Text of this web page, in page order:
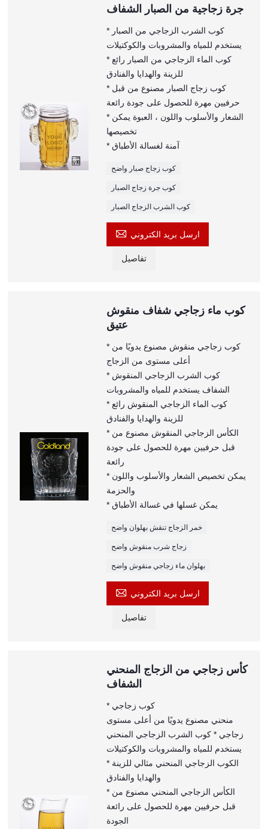
جرة زجاجية من الصبار الشفاف
* كوب الشرب الزجاجي من الصبار
يستخدم للمياه والمشروبات والكوكتيلات
* كوب الماء الزجاجي من الصبار رائع
للزينة والهدايا والفنادق
* كوب زجاج الصبار مصنوع من قبل
حرفيين مهرة للحصول على جودة رائعة
* الشعار والأسلوب واللون ، العبوة يمكن
تخصيصها
* آمنة لغسالة الأطباق
كوب زجاج صبار واضح
كوب جرة زجاج الصبار
كوب الشرب الزجاج الصبار
 ارسل بريد الكتروني
تفاصيل
كوب ماء زجاجي شفاف منقوش
عتيق
* كوب زجاجي منقوش مصنوع يدويًا من
أعلى مستوى من الزجاج
* كوب الشرب الزجاجي المنقوش
الشفاف يستخدم للمياه والمشروبات
* كوب الماء الزجاجي المنقوش رائع
للزينة والهدايا والفنادق
* الكأس الزجاجي المنقوش مصنوع من
قبل حرفيين مهرة للحصول على جودة
رائعة
* يمكن تخصيص الشعار والأسلوب واللون
والحزمة
* يمكن غسلها في غسالة الأطباق
خمر الزجاج تنقش بهلوان واضح
زجاج شرب منقوش واضح
بهلوان ماء زجاجي منقوش واضح
 ارسل بريد الكتروني
تفاصيل
كأس زجاجي من الزجاج المنحني
الشفاف
* كوب زجاجي
منحني مصنوع يدويًا من أعلى مستوى
زجاجي * كوب الشرب الزجاجي المنحني
يستخدم للمياه والمشروبات والكوكتيلات
* الكوب الزجاجي المنحني مثالي للزينة
والهدايا والفنادق
* الكأس الزجاجي المنحني مصنوع من
قبل حرفيين مهرة للحصول على رائعة
الجودة